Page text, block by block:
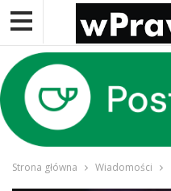
Strona główna Wiadomości